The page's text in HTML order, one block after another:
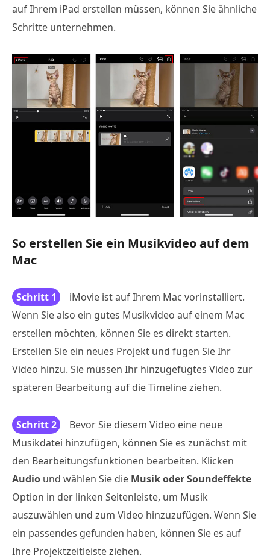
auf Ihrem iPad erstellen müssen, können Sie ähnliche
Schritte unternehmen.
So erstellen Sie ein Musikvideo auf dem
Mac
Schritt 1
iMovie ist auf Ihrem Mac vorinstalliert.
Wenn Sie also ein gutes Musikvideo auf einem Mac
erstellen möchten, können Sie es direkt starten.
Erstellen Sie ein neues Projekt und fügen Sie Ihr
Video hinzu. Sie müssen Ihr hinzugefügtes Video zur
späteren Bearbeitung auf die Timeline ziehen.
Schritt 2
Bevor Sie diesem Video eine neue
Musikdatei hinzufügen, können Sie es zunächst mit
den Bearbeitungsfunktionen bearbeiten. Klicken
Audio und wählen Sie die Musik oder Soundeffekte
Option in der linken Seitenleiste, um Musik
auszuwählen und zum Video hinzuzufügen. Wenn Sie
ein passendes gefunden haben, können Sie es auf
Ihre Projektzeitleiste ziehen.